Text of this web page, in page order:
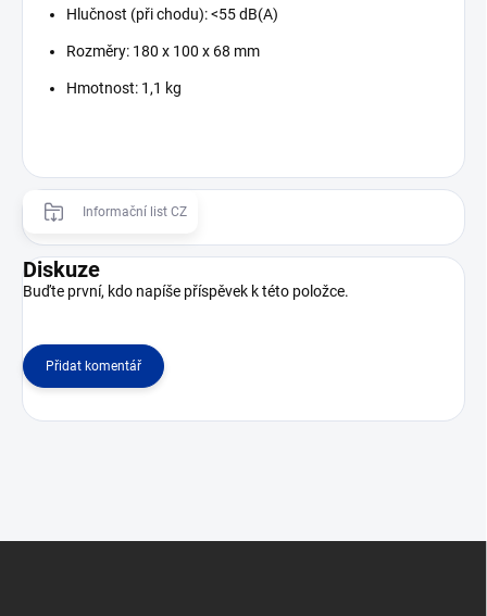
Hlučnost (při chodu): <55 dB(A)
Rozměry: 180 х 100 х 68 mm
Hmotnost: 1,1 kg
Informační list CZ
Diskuze
Buďte první, kdo napíše příspěvek k této položce.
Přidat komentář